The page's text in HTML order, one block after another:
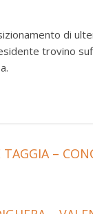
di
trovino
–